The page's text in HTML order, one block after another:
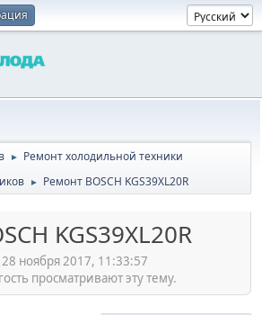
► Ремонт холодильной техники
► Ремонт BOSCH KGS39XL20R
KGS39XL20R
ноября 2017, 11:33:57
просматривают эту тему.